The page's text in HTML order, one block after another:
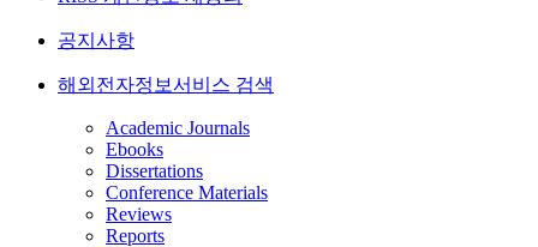
공지사항
해외전자정보서비스 검색
Academic Journals
Ebooks
Dissertations
Conference Materials
Reviews
Reports